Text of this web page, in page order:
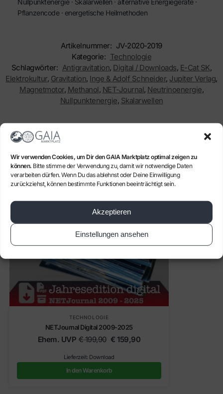
Wir verwenden Cookies, um Dir den GAIA Marktplatz optimal zeigen zu
können. Bitte stimme der Verwendung zu, damit wir notwendige Daten
verarbeiten dürfen. Wenn Du das ablehnst oder Deine Einwilligung
zurückziehst, können bestimmte Funktionen beeinträchtigt sein.
Akzeptieren
Einstellungen ansehen
Nullpunktenergie · Skalarwellen · alternative Energiegeräte ·
Pflanzencode · energetische Heilmethoden
Artikelnummer: JV-2020-2019
Kategorie: Technologie
Schlagwörter: Antigravitation, Digital / Downloads, E-Cat SK,
Elektrokultur, Gravitation, Inge & Adolf Schneider, Jupiter Verlag,
Magnetmotor, Methanol, NET-Journal, Neutrinoenergie,
Nullpunktenergie, Skalarwellen
Verwandte Produkte
-20%
TECHNOLOGIE
NETJournal Digital 2009-2025
Ehem. UVP €199,90 € 159,90
Lieferzeit: Download
In den Warenkorb